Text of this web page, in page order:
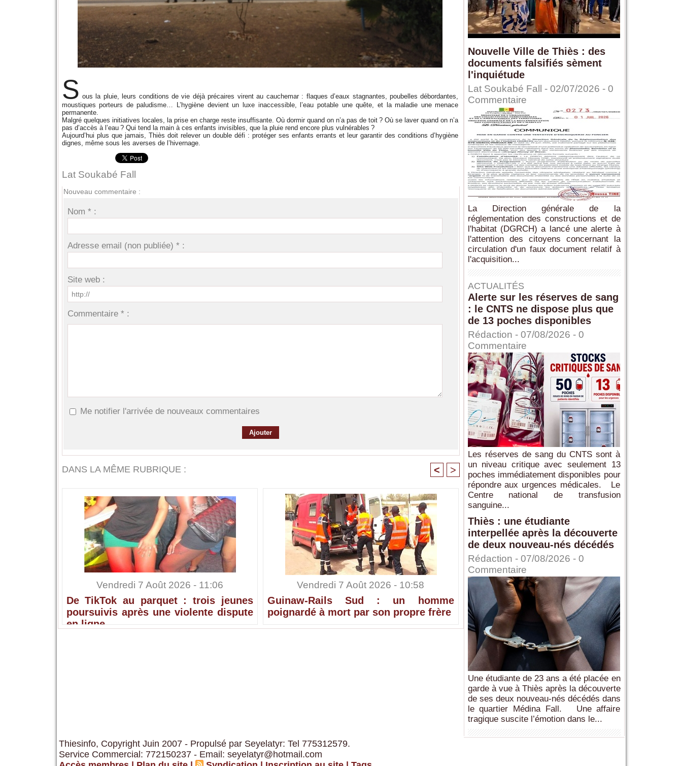
S ous la pluie, leurs conditions de vie déjà précaires virent au cauchemar : flaques d’eaux stagnantes, poubelles débordantes,
moustiques porteurs de paludisme… L’hygiène devient un luxe inaccessible, l’eau potable une quête, et la maladie une menace
permanente.
Malgré quelques initiatives locales, la prise en charge reste insuffisante. Où dormir quand on n’a pas de toit ? Où se laver quand on n’a
pas d’accès à l’eau ? Qui tend la main à ces enfants invisibles, que la pluie rend encore plus vulnérables ?
Aujourd’hui plus que jamais, Thiès doit relever un double défi : protéger ses enfants errants et leur garantir des conditions d’hygiène
dignes, même sous les averses de l’hivernage.
Lat Soukabé Fall
Nouveau commentaire :
Nom * :
Adresse email (non publiée) * :
Site web :
Commentaire * :
Me notifier l'arrivée de nouveaux commentaires
DANS LA MÊME RUBRIQUE : < >
Vendredi 7 Août 2026 - 11:06
De TikTok au parquet : trois jeunes
poursuivis après une violente dispute
en ligne
Vendredi 7 Août 2026 - 10:58
Guinaw-Rails Sud : un homme
poignardé à mort par son propre frère
Nouvelle Ville de Thiès : des
documents falsifiés sèment
l'inquiétude
Lat Soukabé Fall - 02/07/2026 - 0
Commentaire
La Direction générale de la
réglementation des constructions et de
l'habitat (DGRCH) a lancé une alerte à
l'attention des citoyens concernant la
circulation d'un faux document relatif à
l'acquisition...
ACTUALITÉS
Alerte sur les réserves de sang
: le CNTS ne dispose plus que
de 13 poches disponibles
Rédaction - 07/08/2026 - 0
Commentaire
Les réserves de sang du CNTS sont à
un niveau critique avec seulement 13
poches immédiatement disponibles pour
répondre aux urgences médicales. Le
Centre national de transfusion
sanguine...
Thiès : une étudiante
interpellée après la découverte
de deux nouveau-nés décédés
Rédaction - 07/08/2026 - 0
Commentaire
Une étudiante de 23 ans a été placée en
garde à vue à Thiès après la découverte
de ses deux nouveau-nés décédés dans
le quartier Médina Fall. Une affaire
tragique suscite l’émotion dans le...
Thiesinfo, Copyright Juin 2007 - Propulsé par Seyelatyr: Tel 775312579.
Service Commercial: 772150237 - Email: seyelatyr@hotmail.com